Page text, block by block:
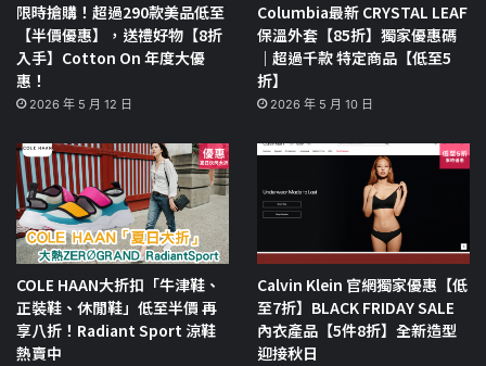
限時搶購！超過290款美品低至
【半價優惠】，送禮好物【8折
入手】Cotton On 年度大優
惠！
2026 年 5 月 12 日
Columbia最新 CRYSTAL LEAF
保溫外套【85折】獨家優惠碼
｜超過千款 特定商品【低至5
折】
2026 年 5 月 10 日
COLE HAAN大折扣「牛津鞋、
正裝鞋、休閒鞋」低至半價 再
享八折！Radiant Sport 涼鞋
熱賣中
Calvin Klein 官網獨家優惠【低
至7折】BLACK FRIDAY SALE
內衣產品【5件8折】全新造型
迎接秋日